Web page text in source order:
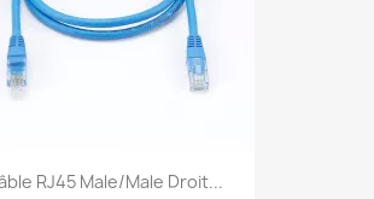
RJ45 Male/Male Droit...